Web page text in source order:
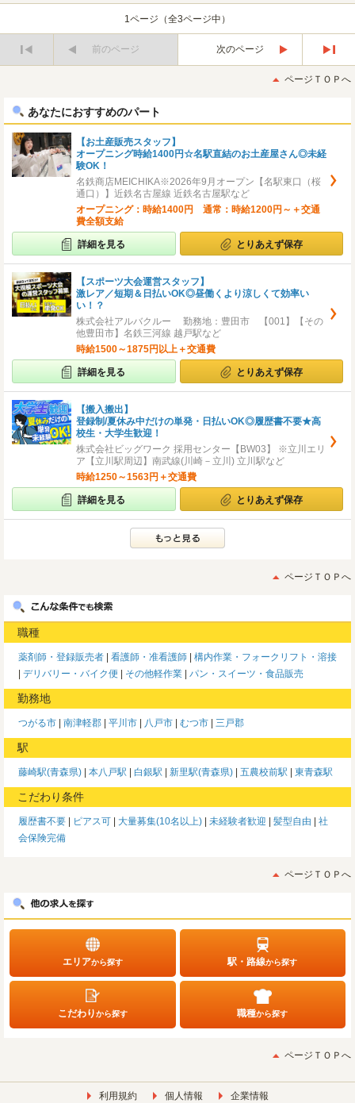
1ページ（全3ページ中）
前のページ
次のページ
後
ページＴＯＰへ
あなたにおすすめのパート
【お土産販売スタッフ】
オープニング時給1400円☆名駅直結のお土産屋さん◎未経
験OK！
名鉄商店MEICHIKA※2026年9月オープン【名駅東口（桜
通口）】近鉄名古屋線 近鉄名古屋駅など
オープニング：時給1400円 通常：時給1200円～＋交通
費全額支給
詳細を見る とりあえず保存
【スポーツ大会運営スタッフ】
激レア／短期＆日払いOK◎昼働くより涼しくて効率い
い！？
株式会社アルバクルー 勤務地：豊田市 【001】【その
他豊田市】名鉄三河線 越戸駅など
時給1500～1875円以上＋交通費
詳細を見る とりあえず保存
【搬入搬出】
登録制/夏休み中だけの単発・日払いOK◎履歴書不要★高
校生・大学生歓迎！
株式会社ビッグワーク 採用センター【BW03】 ※立川エリ
ア【立川駅周辺】南武線(川崎－立川) 立川駅など
時給1250～1563円＋交通費
詳細を見る とりあえず保存
ページＴＯＰへ
職種
薬剤師・登録販売者 看護師・准看護師
構内作業・フォークリフト・溶接
デリバリー・バイク便
その他軽作業 パン・スイーツ・食品販売
勤務地
つがる市 南津軽郡 平川市 八戸市 むつ市 三戸郡
駅
藤崎駅(青森県) 本八戸駅 白銀駅 新里駅(青森県) 五農校前駅 東青森駅
こだわり条件
履歴書不要 ピアス可 大量募集(10名以上) 未経験者歓迎 髪型自由
社
会保険完備
ページＴＯＰへ
エリアから探す 駅・路線から探す
こだわりから探す 職種から探す
ページＴＯＰへ
利用規約 個人情報 企業情報